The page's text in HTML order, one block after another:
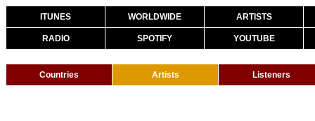
ITUNES WORLDWIDE ARTISTS
RADIO SPOTIFY YOUTUBE
Countries Artists Listeners